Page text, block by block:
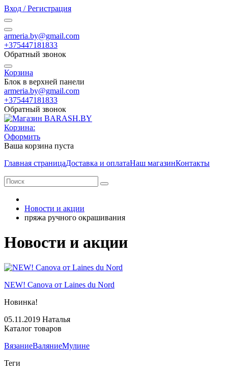
Вход / Регистрация
armeria.by@gmail.com
+375447181833
Обратный звонок
Корзина
Блок в верхней панели
armeria.by@gmail.com
+375447181833
Обратный звонок
Корзина:
Оформить
Ваша корзина пуста
Главная страницаДоставка и оплатаНаш магазинКонтакты
Новости и акции
пряжа ручного окрашивания
Новости и акции
NEW! Canova от Laines du Nord
Новинка!
05.11.2019 Наталья
Каталог товаров
ВязаниеВаляниеМулине
Теги